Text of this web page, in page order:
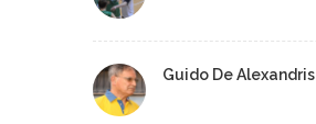
Guido De Alexandris